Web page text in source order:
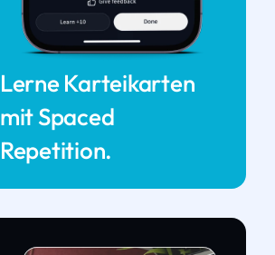
Lerne Karteikarten
mit Spaced
Repetition.